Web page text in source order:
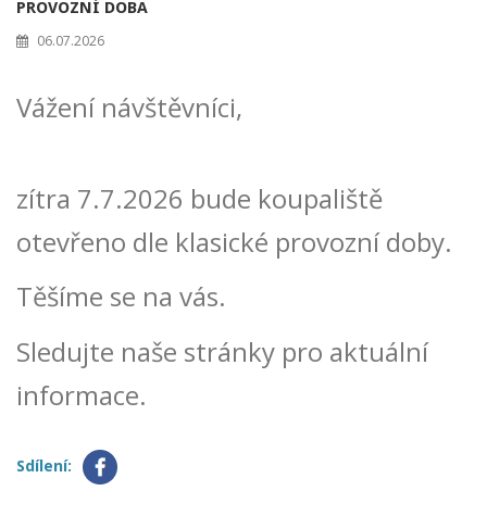
PROVOZNÍ DOBA
06.07.2026
Vážení návštěvníci,
zítra 7.7.2026 bude koupaliště
otevřeno dle klasické provozní doby.
Těšíme se na vás.
Sledujte naše stránky pro aktuální
informace.
Sdílení: